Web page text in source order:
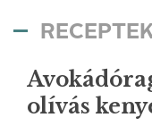
olívás